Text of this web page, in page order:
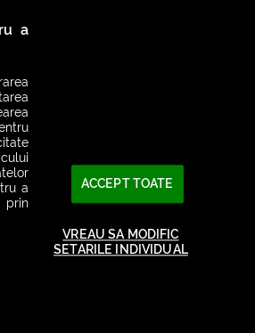
RADIO. Toate drepturile rezervate
a
a
prin
ACCEPT TOATE
VREAU SA MODIFIC
SETARILE INDIVIDUAL